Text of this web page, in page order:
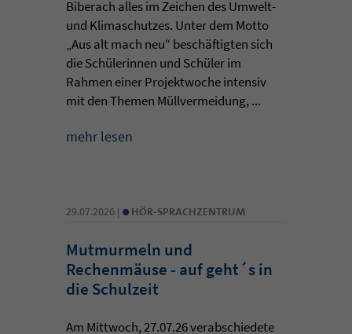
Biberach alles im Zeichen des Umwelt-
und Klimaschutzes. Unter dem Motto
„Aus alt mach neu“ beschäftigten sich
die Schülerinnen und Schüler im
Rahmen einer Projektwoche intensiv
mit den Themen Müllvermeidung, ...
mehr lesen
29.07.2026 | • HÖR-SPRACHZENTRUM
Mutmurmeln und
Rechenmäuse - auf geht´s in
die Schulzeit
Am Mittwoch, 27.07.26 verabschiedete